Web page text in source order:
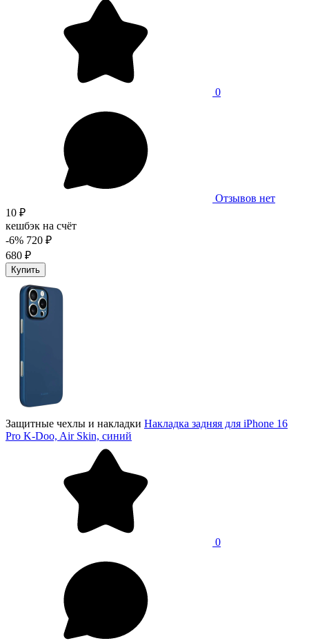
0
Отзывов нет
10 ₽
кешбэк на счёт
-6% 720 ₽
680 ₽
Купить
Защитные чехлы и накладки Накладка задняя для iPhone 16
Pro K-Doo, Air Skin, синий
0